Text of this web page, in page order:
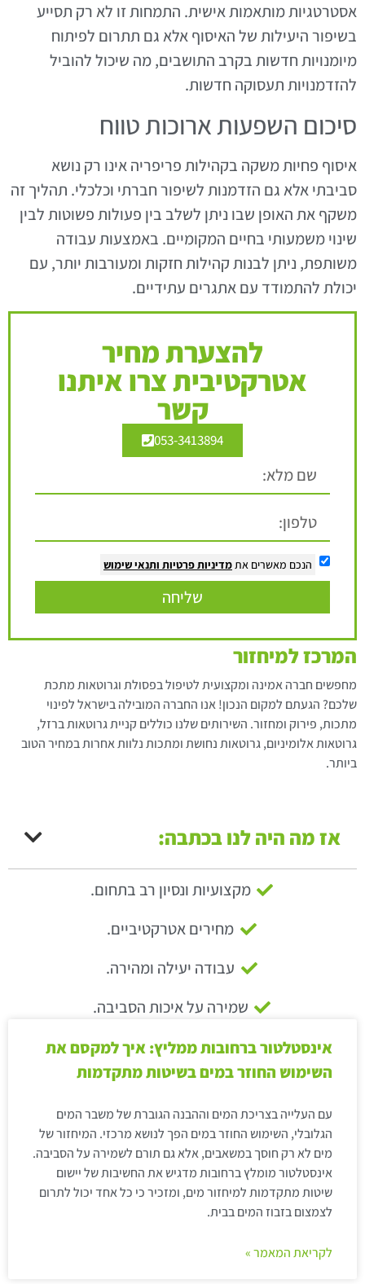
אסטרטגיות מותאמות אישית. התמחות זו לא רק תסייע
בשיפור היעילות של האיסוף אלא גם תתרום לפיתוח
מיומנויות חדשות בקרב התושבים, מה שיכול להוביל
להזדמנויות תעסוקה חדשות.
סיכום השפעות ארוכות טווח
איסוף פחיות משקה בקהילות פריפריה אינו רק נושא
סביבתי אלא גם הזדמנות לשיפור חברתי וכלכלי. תהליך זה
משקף את האופן שבו ניתן לשלב בין פעולות פשוטות לבין
שינוי משמעותי בחיים המקומיים. באמצעות עבודה
משותפת, ניתן לבנות קהילות חזקות ומעורבות יותר, עם
יכולת להתמודד עם אתגרים עתידיים.
להצערת מחיר
אטרקטיבית צרו איתנו
קשר
053-3413894
הנכם מאשרים אתמדיניות פרטיות ותנאי שימוש
שליחה
המרכז למיחזור
מחפשים חברה אמינה ומקצועית לטיפול בפסולת וגרוטאות מתכת
שלכם? הגעתם למקום הנכון! אנו החברה המובילה בישראל לפינוי
מתכות, פירוק ומחזור. השירותים שלנו כוללים קניית גרוטאות ברזל,
גרוטאות אלומיניום, גרוטאות נחושת ומתכות נלוות אחרות במחיר הטוב
ביותר.
אז מה היה לנו בכתבה:
מקצועיות ונסיון רב בתחום.
מחירים אטרקטיביים.
עבודה יעילה ומהירה.
שמירה על איכות הסביבה.
אינסטלטור ברחובות ממליץ: איך למקסם את
השימוש החוזר במים בשיטות מתקדמות
עם העלייה בצריכת המים וההבנה הגוברת של משבר המים
הגלובלי, השימוש החוזר במים הפך לנושא מרכזי. המיחזור של
מים לא רק חוסך במשאבים, אלא גם תורם לשמירה על הסביבה.
אינסטלטור מומלץ ברחובות מדגיש את החשיבות של יישום
שיטות מתקדמות למיחזור מים, ומזכיר כי כל אחד יכול לתרום
לצמצום בזבוז המים בבית.
לקריאת המאמר »